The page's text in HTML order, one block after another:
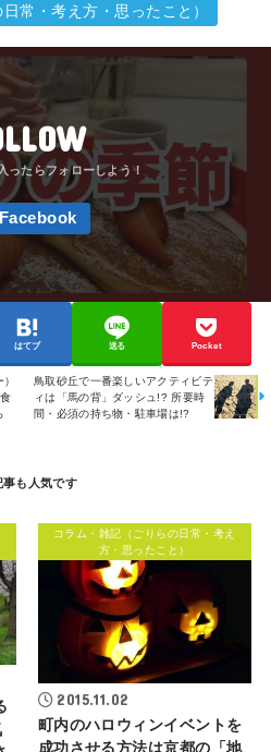
常・考え方・思ったこと）
はてブ 送る Pocket
鳥取砂丘で一番楽しいアクティビテ
ィは「馬の背」ダッシュ!? 所要時
間・必須の持ち物・駐車場は!?
コラム・雑記（ごりらの日常・考え
方・思ったこと）
2015.11.02
町内のハロウィンイベントを
成功させる方法は京都の「地